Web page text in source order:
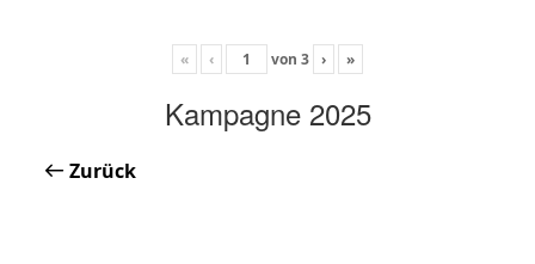
« ‹ von 3 › »
Kampagne 2025
Zurück